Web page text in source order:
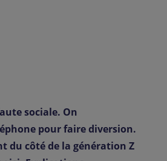
sociale. On
pour faire diversion.
du côté de la génération Z